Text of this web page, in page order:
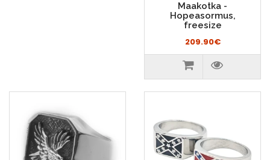
Maakotka -
Hopeasormus,
freesize
209.90€